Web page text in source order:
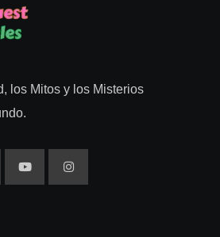
los Mitos y los Misterios